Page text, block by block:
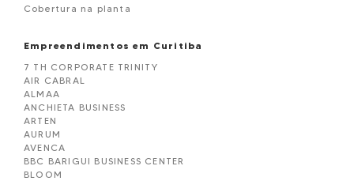
Cobertura na planta
Empreendimentos em Curitiba
7 TH CORPORATE TRINITY
AIR CABRAL
ALMAA
ANCHIETA BUSINESS
ARTEN
AURUM
AVENCA
BBC BARIGUI BUSINESS CENTER
BLOOM